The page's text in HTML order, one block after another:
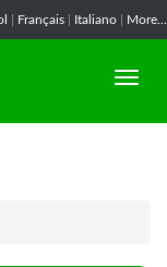
Français Italiano More...